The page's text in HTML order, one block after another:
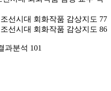
선시대 회화작품 감상지도 77
선시대 회화작품 감상지도 86
과분석 101